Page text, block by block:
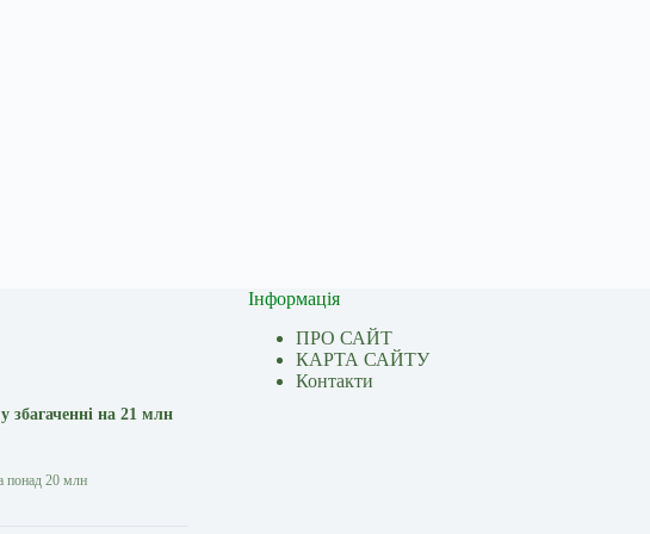
збагаченні на 21 млн
понад 20 млн
Інформація
ПРО САЙТ
КАРТА САЙТУ
Контакти